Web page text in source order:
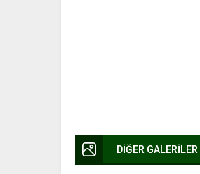
DİĞER GALERİLER